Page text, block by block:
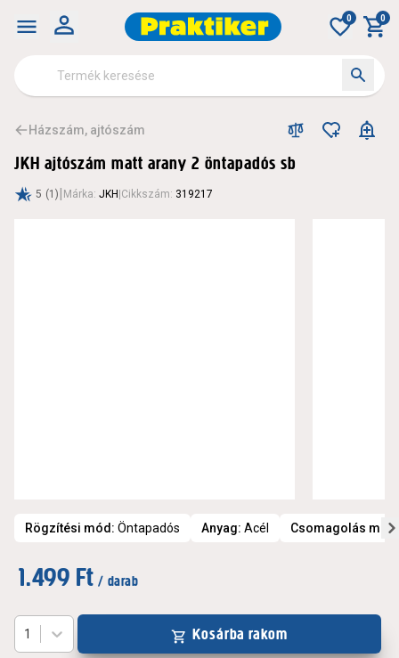
0 0
Házszám, ajtószám
JKH ajtószám matt arany 2 öntapadós sb
5 (1)| Márka: JKH Cikkszám: 319217
Rögzítési mód: Öntapadós Anyag: Acél Csomagolás
1.499 Ft / darab
1 Kosárba rakom